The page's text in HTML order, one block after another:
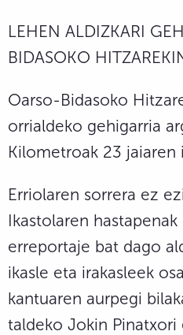
LEHEN ALDIZKARI
BIDASOKO
Oarso-Bidasoko
orrialdeko gehigarria
Kilometroak 23 jaiaren
Erriolaren sorrera ez
Ikastolaren
erreportaje bat dago
ikasle eta irakasleek
kantuaren aurpegi
taldeko Jokin Pinatxori